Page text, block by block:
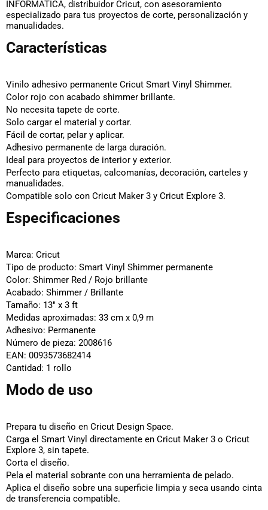
INFORMÁTICA, distribuidor Cricut, con asesoramiento
especializado para tus proyectos de corte, personalización y
manualidades.
Características
Vinilo adhesivo permanente Cricut Smart Vinyl Shimmer.
Color rojo con acabado shimmer brillante.
No necesita tapete de corte.
Solo cargar el material y cortar.
Fácil de cortar, pelar y aplicar.
Adhesivo permanente de larga duración.
Ideal para proyectos de interior y exterior.
Perfecto para etiquetas, calcomanías, decoración, carteles y
manualidades.
Compatible solo con Cricut Maker 3 y Cricut Explore 3.
Especificaciones
Marca: Cricut
Tipo de producto: Smart Vinyl Shimmer permanente
Color: Shimmer Red / Rojo brillante
Acabado: Shimmer / Brillante
Tamaño: 13" x 3 ft
Medidas aproximadas: 33 cm x 0,9 m
Adhesivo: Permanente
Número de pieza: 2008616
EAN: 0093573682414
Cantidad: 1 rollo
Modo de uso
Prepara tu diseño en Cricut Design Space.
Carga el Smart Vinyl directamente en Cricut Maker 3 o Cricut
Explore 3, sin tapete.
Corta el diseño.
Pela el material sobrante con una herramienta de pelado.
Aplica el diseño sobre una superficie limpia y seca usando cinta
de transferencia compatible.